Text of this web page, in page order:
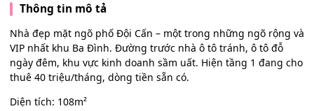
Thông tin mô tả
Nhà đẹp mặt ngõ phố Đội Cấn – một trong những ngõ rộng và
VIP nhất khu Ba Đình. Đường trước nhà ô tô tránh, ô tô đỗ
ngày đêm, khu vực kinh doanh sầm uất. Hiện tầng 1 đang cho
thuê 40 triệu/tháng, dòng tiền sẵn có.
Diện tích: 108m²